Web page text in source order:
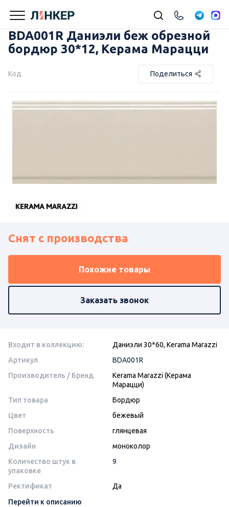
BDA001R Даниэли беж обрезной
бордюр 30*12, Керама Марацци
Код Поделиться
Снят с производства
Похожие товары
Заказать звонок
Входит в коллекцию:
Даниэли 30*60, Kerama Marazzi
Артикул
BDA001R
Производитель / Бренд
Kerama Marazzi (Керама
Марацци)
Тип товара
Бордюр
Цвет
бежевый
Поверхность
глянцевая
Дизайн
моноколор
Количество штук в
упаковке
9
Ректификат
Да
Перейти к описанию